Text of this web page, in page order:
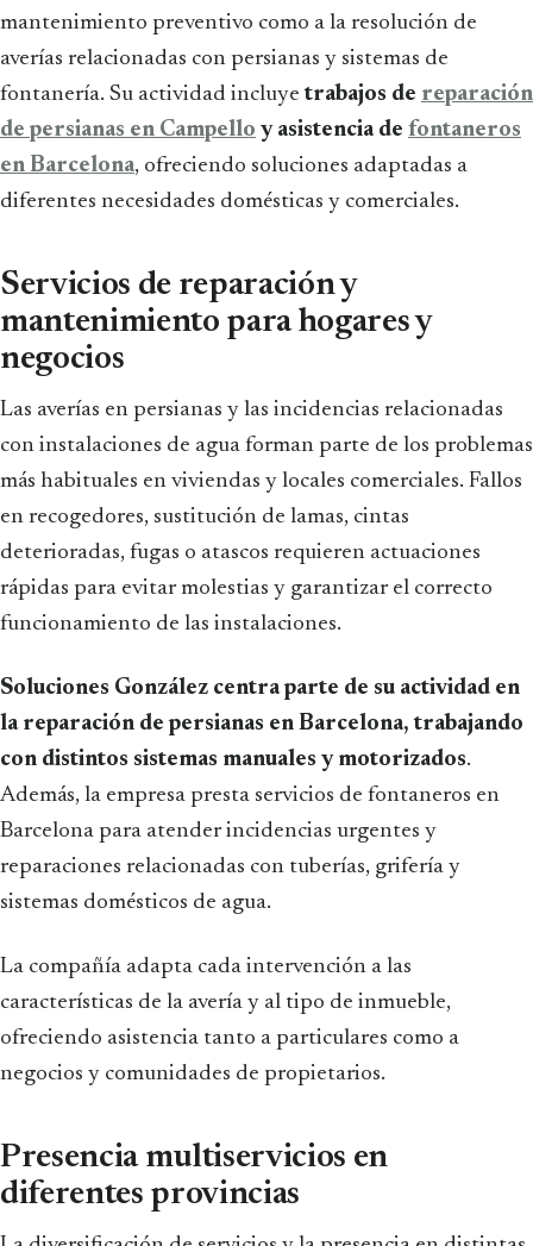
mantenimiento preventivo como a la resolución de
averías relacionadas con persianas y sistemas de
fontanería. Su actividad incluyetrabajos de reparación
de persianas en Campello y asistencia de fontaneros
en Barcelona, ofreciendo soluciones adaptadas a
diferentes necesidades domésticas y comerciales.
Servicios de reparación y
mantenimiento para hogares y
negocios
Las averías en persianas y las incidencias relacionadas
con instalaciones de agua forman parte de los problemas
más habituales en viviendas y locales comerciales. Fallos
en recogedores, sustitución de lamas, cintas
deterioradas, fugas o atascos requieren actuaciones
rápidas para evitar molestias y garantizar el correcto
funcionamiento de las instalaciones.
Soluciones González centra parte de su actividad en
la reparación de persianas en Barcelona, trabajando
con distintos sistemas manuales y motorizados.
Además, la empresa presta servicios de fontaneros en
Barcelona para atender incidencias urgentes y
reparaciones relacionadas con tuberías, grifería y
sistemas domésticos de agua.
La compañía adapta cada intervención a las
características de la avería y al tipo de inmueble,
ofreciendo asistencia tanto a particulares como a
negocios y comunidades de propietarios.
Presencia multiservicios en
diferentes provincias